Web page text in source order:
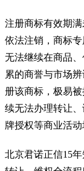
注册商标有效期
依法注销，商标
无法继续在商品
累的商誉与市场
册该商标，极易
续无法办理转让
牌授权等商业活
北京君诺正信15